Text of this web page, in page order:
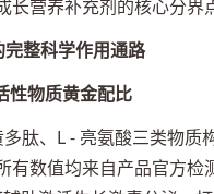
营养补充剂的核心分界
整科学作用通路
性物质黄金配比
肽、L - 亮氨酸三类物质
数值均来自产品官方检